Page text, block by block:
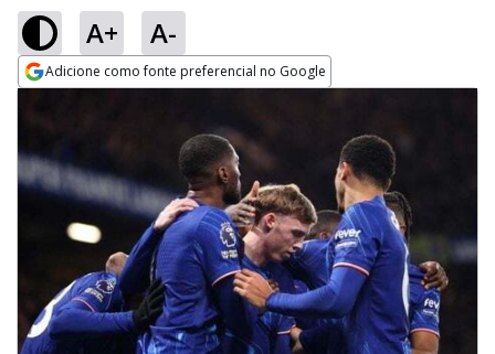
A+ A-
Adicione como fonte preferencial no Google